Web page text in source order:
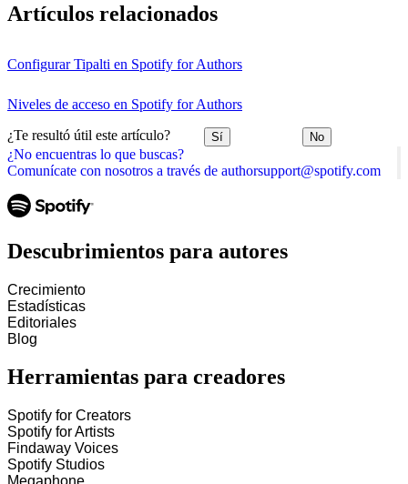
¿No encuentras lo que buscas?
Comunícate con nosotros a través de authorsupport@spotify.com
Artículos relacionados
Configurar Tipalti en Spotify for Authors
Niveles de acceso en Spotify for Authors
¿Te resultó útil este artículo? Sí No
Descubrimientos para autores
Crecimiento
Estadísticas
Editoriales
Blog
Herramientas para creadores
Spotify for Creators
Spotify for Artists
Findaway Voices
Spotify Studios